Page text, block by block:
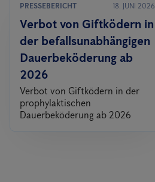
PRESSEBERICHT 18. JUNI 2026
Verbot von Giftködern in
der befallsunabhängigen
Dauerbeköderung ab
2026
Verbot von Giftködern in der
prophylaktischen
Dauerbeköderung ab 2026